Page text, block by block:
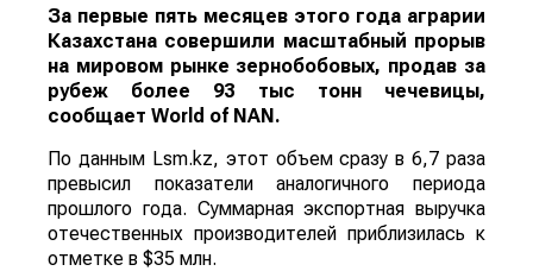
За первые пять месяцев этого года аграрии
Казахстана совершили масштабный прорыв
на мировом рынке зернобобовых, продав за
рубеж более 93 тыс тонн чечевицы,
сообщает World of NAN.
По данным Lsm.kz, этот объем сразу в 6,7 раза
превысил показатели аналогичного периода
прошлого года. Суммарная экспортная выручка
отечественных производителей приблизилась к
отметке в $35 млн.